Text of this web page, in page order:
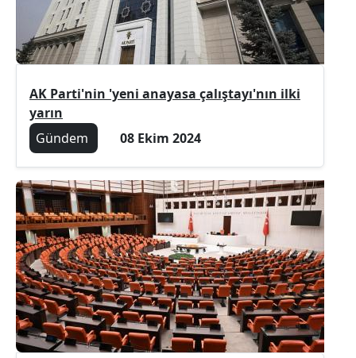
AK Parti'nin 'yeni anayasa çalıştayı'nın ilki
yarın
Gündem
08 Ekim 2024